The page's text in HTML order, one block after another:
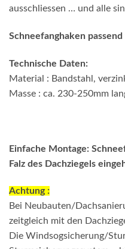
ausschliessen … und alle
Schneefanghaken
Technische Daten:
Material : Bandstahl,
Masse : ca. 230-250mm
Einfache Montage:
Falz des Dachziegels
Achtung :
Bei Neubauten/
zeitgleich mit den
Die Windsogsicherung/